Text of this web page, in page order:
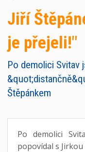
Jiří
je přejeli!"
Po demolici Svitav
Štěpánkem
Po demolici
popovídal s